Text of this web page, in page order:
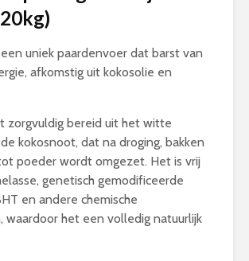
uniek paardenvoer dat barst van
afkomstig uit kokosolie en
zorgvuldig bereid uit het witte
kokosnoot, dat na droging, bakken
poeder wordt omgezet. Het is vrij
genetisch gemodificeerde
en andere chemische
waardoor het een volledig natuurlijk